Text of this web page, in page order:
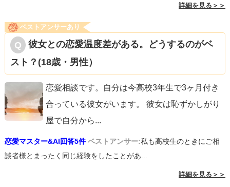
詳細を見る＞＞
ベストアンサーあり
彼女との恋愛温度差がある。どうするのがベ
スト？(18歳・男性）
恋愛相談です。自分は今高校3年生で3ヶ月付き
合っている彼女がいます。 彼女は恥ずかしがり
屋で自分から...
恋愛マスター&AI回答5件 ベストアンサー:私も高校生のときにご相
談者様とまったく同じ経験をしたことがあ...
詳細を見る＞＞